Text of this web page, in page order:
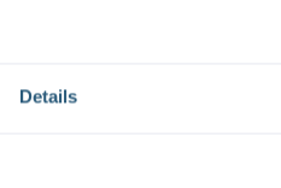
Details